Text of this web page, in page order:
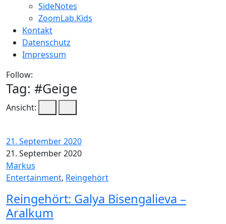
SideNotes
ZoomLab.Kids
Kontakt
Datenschutz
Impressum
Follow:
Tag: #Geige
Ansicht:
21. September 2020
21. September 2020
Markus
Entertainment, Reingehört
Reingehört: Galya Bisengalieva –
Aralkum